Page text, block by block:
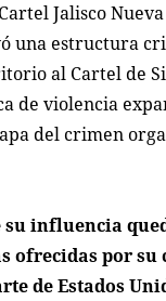
Jalisco
una estructura
al Cartel de
de violencia
del crimen
su influencia
ofrecidas por su
de Estados